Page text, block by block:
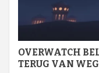
OVERWATCH
TERUG VAN